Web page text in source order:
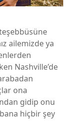
ailemizde ya
Nashville’de
ona
gidip onu
hiçbir şey